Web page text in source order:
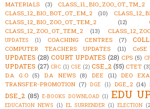
MATERIALS
(3) CLASS_11_BIO_ZOO_OT_TM_2
CLASS_12_BIO_BOT_OT_EM_2
(10)
CLASS_12_BIO_ZOO_OT_TEM_2
(12)
CLASS_12_ZOO_OT_TEM_2
(13)
UPDATES
(1) COACHING CENTRES (7)
COMPUTER TEACHERS UPDATES (11) CoSE
UPDATES (28) COURT UPDATES (28) CPS (5)
UPDATES (27) CRC (1) CSE (2) CSE_2 (55) CTET (3)
D.A G.O (5) D.A NEWS (8) DEE (11) DEO
TRANSFER-PROMOTION (7) DGE (1) DGE_2 (14)
DSE_2 (85) E-BOOKS DOWNLOAD (1) EDU
EDUCATION NEWS (1) EL SURRENDER (1) ELECTION